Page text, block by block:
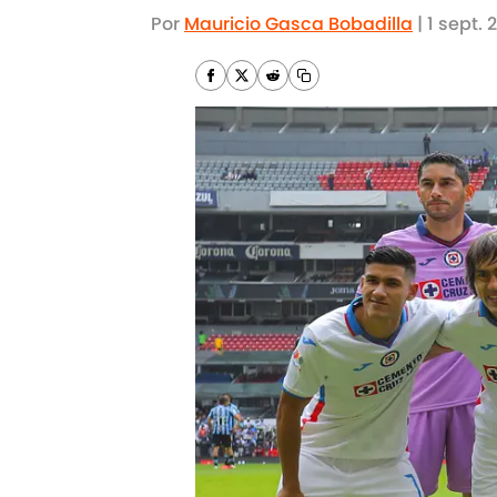
Por Mauricio Gasca Bobadilla | 1 sept.